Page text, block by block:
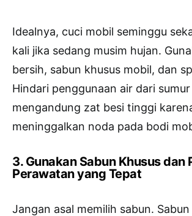
Idealnya, cuci mobil seminggu
kali jika sedang musim hujan.
bersih, sabun khusus mobil, dan
Hindari penggunaan air dari
mengandung zat besi tinggi
meninggalkan noda pada bodi
3. Gunakan Sabun Khusus dan
Perawatan yang Tepat
Jangan asal memilih sabun.